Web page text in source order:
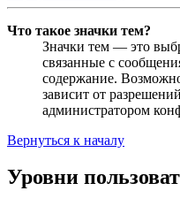
Что такое значки тем?
Значки тем — это
связанные с
содержание.
зависит от
администратором
Вернуться к началу
Уровни